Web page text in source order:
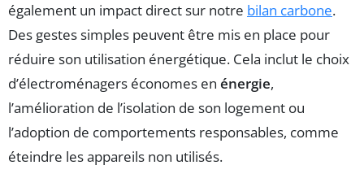
également un impact direct sur notre bilan carbone.
Des gestes simples peuvent être mis en place pour
réduire son utilisation énergétique. Cela inclut le choix
d’électroménagers économes en énergie,
l’amélioration de l’isolation de son logement ou
l’adoption de comportements responsables, comme
éteindre les appareils non utilisés.